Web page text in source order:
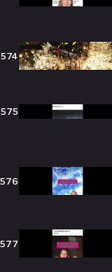
574
575
576
577